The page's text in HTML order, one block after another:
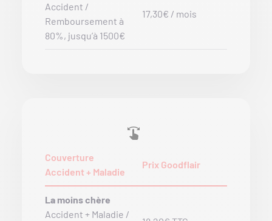
Accident /
Remboursement à
80%, jusqu’à 1500€
17,30€ / mois
Couverture
Accident + Maladie
Prix Goodflair
La moins chère
Accident + Maladie /